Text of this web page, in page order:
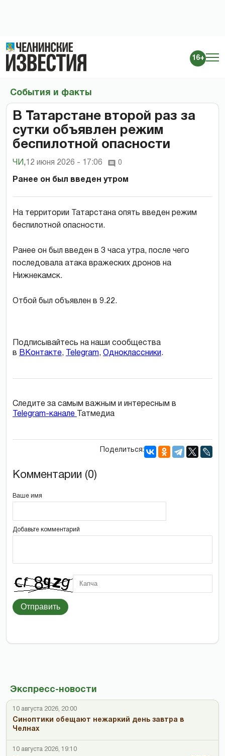
16+
Экспресс-новости
10 августа 2026, 20:00
Синоптики обещают нежаркий день завтра в
Челнах
10 августа 2026, 19:10
События и факты
В Татарстане второй раз за
сутки объявлен режим
беспилотной опасности
ЧИ , 12 июня 2026 - 17:06 0
Ранее он был введен утром
На территории Татарстана опять введен режим
беспилотной опасности.
Ранее он был введен в 3 часа утра, после чего
последовала атака вражеских дронов на
Нижнекамск.
Отбой был объявлен в 9.22.
Подписывайтесь на наши сообщества
в ВКонтакте, Telegram, Одноклассники.
Следите за самым важным и интересным в
Telegram-канале
Татмедиа
Поделиться:
Комментарии (0)
Ваше имя
Добавьте комментарий
Отправить